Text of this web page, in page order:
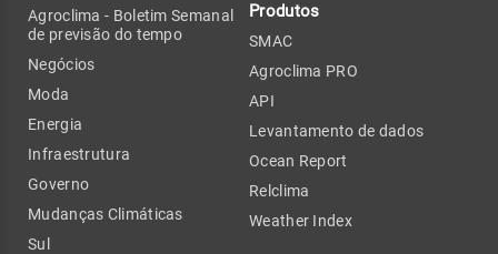
Agroclima - Boletim Semanal
de previsão do tempo
Negócios
Moda
Energia
Infraestrutura
Governo
Mudanças Climáticas
Sul
Produtos
SMAC
Agroclima PRO
API
Levantamento de dados
Ocean Report
Relclima
Weather Index